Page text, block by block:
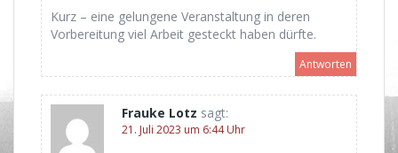
Kurz – eine gelungene Veranstaltung in deren
Vorbereitung viel Arbeit gesteckt haben dürfte.
Antworten
Frauke Lotz sagt:
21. Juli 2023 um 6:44 Uhr